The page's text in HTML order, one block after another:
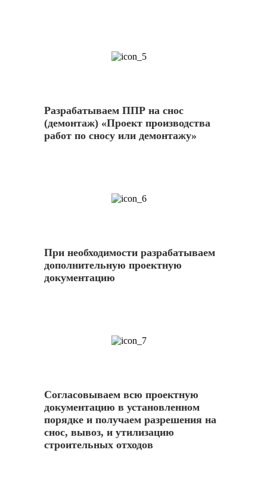
Разрабатываем ППР на снос
(демонтаж) «Проект производства
работ по сносу или демонтажу»
При необходимости разрабатываем
дополнительную проектную
документацию
Согласовываем всю проектную
документацию в установленном
порядке и получаем разрешения на
снос, вывоз, и утилизацию
строительных отходов